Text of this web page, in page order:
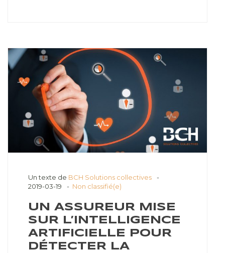
Un texte de BCH Solutions collectives
2019-03-19
Non classifié(e)
UN ASSUREUR MISE
SUR L’INTELLIGENCE
ARTIFICIELLE POUR
DÉTECTER LA